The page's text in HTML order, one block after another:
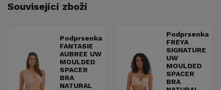
Související zboží
Podprsenka
FANTASIE
AUBREE UW
MOULDED
SPACER
BRA
NATURAL
Podprsenka
FREYA
SIGNATURE
UW
MOULDED
SPACER
BRA